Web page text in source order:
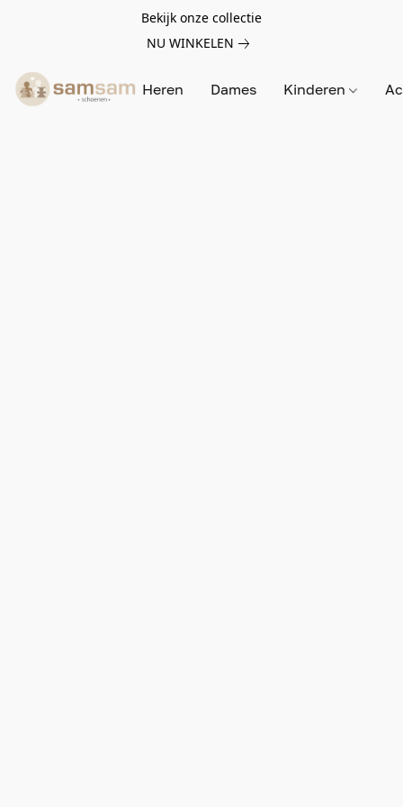
Bekijk onze collectie
NU WINKELEN
Heren Dames Kinderen